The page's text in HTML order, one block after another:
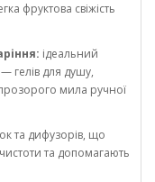
фруктова свіжість
ідеальний
гелів для душу,
мила ручної
та дифузорів, що
та допомагають